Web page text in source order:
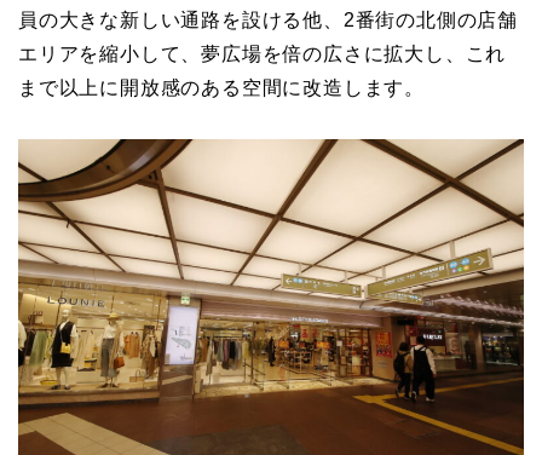
員の大きな新しい通路を設ける他、2番街の北側の店舗
エリアを縮小して、夢広場を倍の広さに拡大し、これ
まで以上に開放感のある空間に改造します。